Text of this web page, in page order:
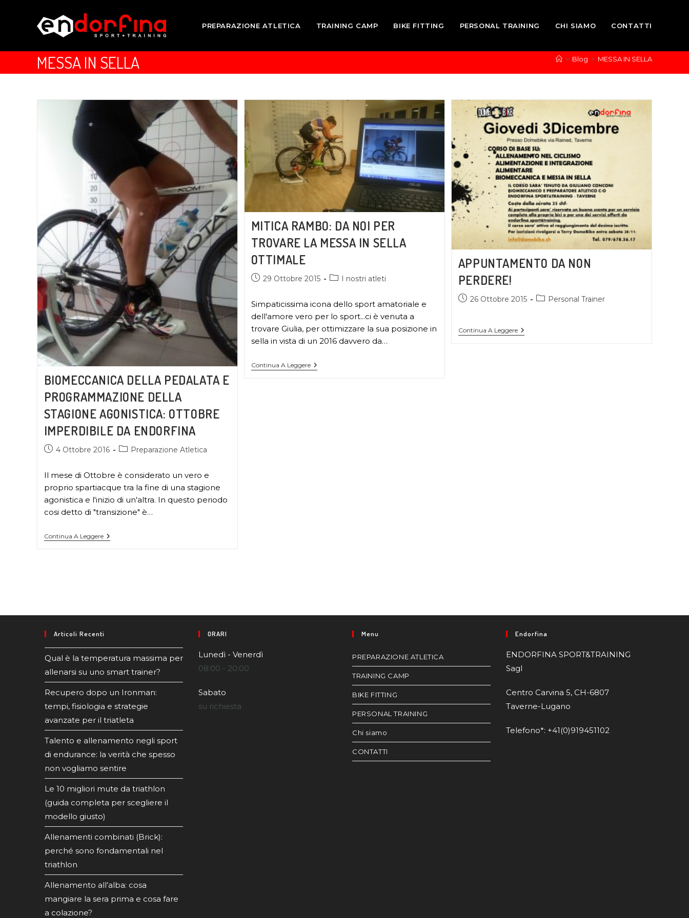
PREPARAZIONE ATLETICA TRAINING CAMP BIKE FITTING PERSONAL TRAINING CHI SIAMO CONTATTI
MESSA IN SELLA > Blog > MESSA IN SELLA
BIOMECCANICA DELLA PEDALATA E
PROGRAMMAZIONE DELLA
STAGIONE AGONISTICA: OTTOBRE
IMPERDIBILE DA ENDORFINA
4 Ottobre 2016 Preparazione Atletica
Il mese di Ottobre è considerato un vero e
proprio spartiacque tra la fine di una stagione
agonistica e l'inizio di un'altra. In questo periodo
cosi detto di "transizione" è…
Continua A Leggere
MITICA RAMBO: DA NOI PER
TROVARE LA MESSA IN SELLA
OTTIMALE
29 Ottobre 2015 I nostri atleti
Simpaticissima icona dello sport amatoriale e
dell'amore vero per lo sport...ci è venuta a
trovare Giulia, per ottimizzare la sua posizione in
sella in vista di un 2016 davvero da…
Continua A Leggere
APPUNTAMENTO DA NON
PERDERE!
26 Ottobre 2015 Personal Trainer
Continua A Leggere
Articoli Recenti
Qual è la temperatura massima per
allenarsi su uno smart trainer?
Recupero dopo un Ironman:
tempi, fisiologia e strategie
avanzate per il triatleta
Talento e allenamento negli sport
di endurance: la verità che spesso
non vogliamo sentire
Le 10 migliori mute da triathlon
(guida completa per scegliere il
modello giusto)
Allenamenti combinati (Brick):
perché sono fondamentali nel
triathlon
Allenamento all’alba: cosa
mangiare la sera prima e cosa fare
a colazione?
ORARI
Lunedì - Venerdì
08:00 - 20:00
Sabato
su richiesta
Menu
PREPARAZIONE ATLETICA
TRAINING CAMP
BIKE FITTING
PERSONAL TRAINING
Chi siamo
CONTATTI
Endorfina
ENDORFINA SPORT&TRAINING
Sagl
Centro Carvina 5, CH-6807
Taverne-Lugano
Telefono*: +41(0)919451102